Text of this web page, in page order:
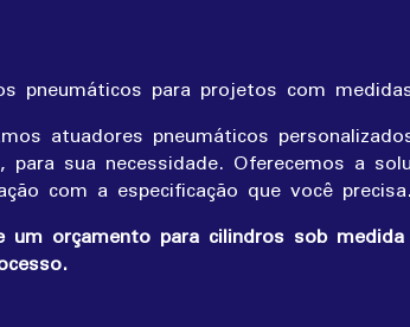
pneumáticos para projetos com
atuadores pneumáticos
para sua necessidade. Oferecemos a
com a especificação que você precisa.
um orçamento para cilindros sob